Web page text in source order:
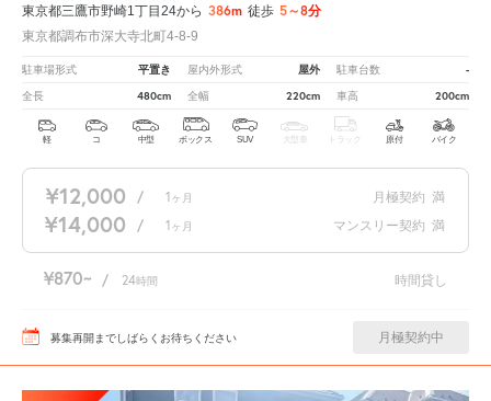
東京都三鷹市野崎1丁目24から 386m 徒歩 5～8分
東京都調布市深大寺北町4-8-9
駐車場形式 平置き 屋内外形式 屋外 駐車台数 -
全長 480cm 全幅 220cm 車高 200cm
軽 コ 中型 ボックス SUV 大型車 トラック 原付 バイク
¥12,000 / 1 ヶ月 月極契約 満
¥14,000 / 1 ヶ月 マンスリー契約 満
¥870 / 24時間 時間貸し
募集再開までしばらくお待ちください 月極契約中